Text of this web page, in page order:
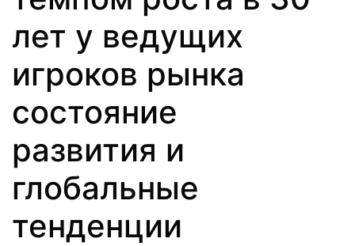
лет y ведущих
игроков рынка
состояние
развития и
глобальные
тенденции